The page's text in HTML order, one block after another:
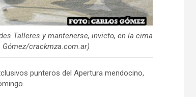
Talleres y mantenerse, invicto, en la cima
crackmza.com.ar)
punteros del Apertura mendocino,